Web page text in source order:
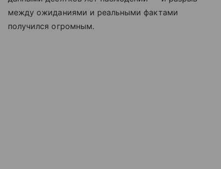
между ожиданиями и реальными фактами
получился огромным.